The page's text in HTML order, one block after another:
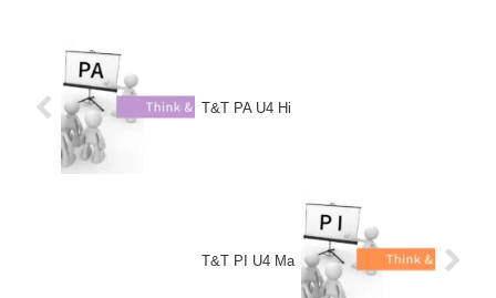
T&T PA U4 Hi
T&T PI U4 Ma